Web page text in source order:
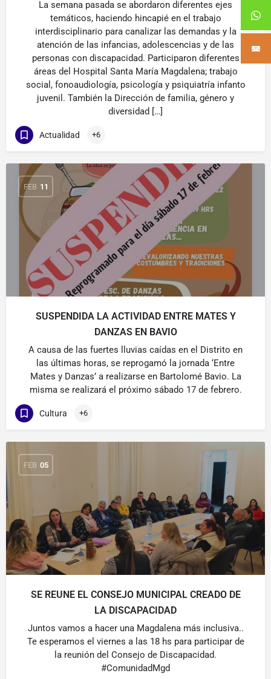
La semana pasada se abordaron diferentes ejes
temáticos, haciendo hincapié en el trabajo
interdisciplinario para canalizar las demandas y la
atención de las infancias, adolescencias y de las
personas con discapacidad. Participaron diferentes
áreas del Hospital Santa María Magdalena; trabajo
social, fonoaudiología, psicología y psiquiatría infanto
juvenil. También la Dirección de familia, género y
diversidad […]
Actualidad +6
FEB 11
SUSPENDIDA LA ACTIVIDAD ENTRE MATES Y
DANZAS EN BAVIO
A causa de las fuertes lluvias caídas en el Distrito en
las últimas horas, se reprogamó la jornada ‘Entre
Mates y Danzas’ a realizarse en Bartolomé Bavio. La
misma se realizará el próximo sábado 17 de febrero.
Cultura +6
FEB 05
SE REUNE EL CONSEJO MUNICIPAL CREADO DE
LA DISCAPACIDAD
Juntos vamos a hacer una Magdalena más inclusiva..
Te esperamos el viernes a las 18 hs para participar de
la reunión del Consejo de Discapacidad.
#ComunidadMgd